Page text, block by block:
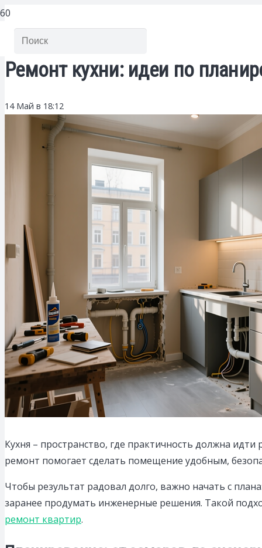
Ремонт кухни: идеи по
14 Май в 18:12
Кухня – пространство, где практичность должна
ремонт помогает сделать помещение удобным,
Чтобы результат радовал долго, важно начать с
заранее продумать инженерные решения. Такой
ремонт квартир.